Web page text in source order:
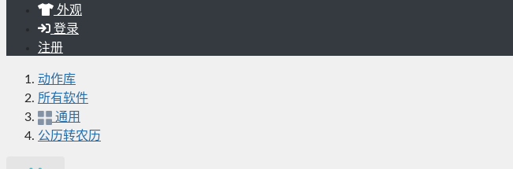
外观
登录
注册
动作库
所有软件
通用
公历转农历